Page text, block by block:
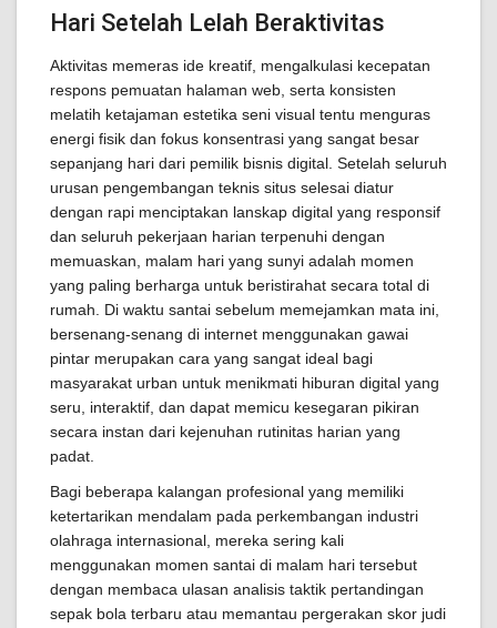
Hari Setelah Lelah Beraktivitas
Aktivitas memeras ide kreatif, mengalkulasi kecepatan
respons pemuatan halaman web, serta konsisten
melatih ketajaman estetika seni visual tentu menguras
energi fisik dan fokus konsentrasi yang sangat besar
sepanjang hari dari pemilik bisnis digital. Setelah seluruh
urusan pengembangan teknis situs selesai diatur
dengan rapi menciptakan lanskap digital yang responsif
dan seluruh pekerjaan harian terpenuhi dengan
memuaskan, malam hari yang sunyi adalah momen
yang paling berharga untuk beristirahat secara total di
rumah. Di waktu santai sebelum memejamkan mata ini,
bersenang-senang di internet menggunakan gawai
pintar merupakan cara yang sangat ideal bagi
masyarakat urban untuk menikmati hiburan digital yang
seru, interaktif, dan dapat memicu kesegaran pikiran
secara instan dari kejenuhan rutinitas harian yang
padat.
Bagi beberapa kalangan profesional yang memiliki
ketertarikan mendalam pada perkembangan industri
olahraga internasional, mereka sering kali
menggunakan momen santai di malam hari tersebut
dengan membaca ulasan analisis taktik pertandingan
sepak bola terbaru atau memantau pergerakan skor judi